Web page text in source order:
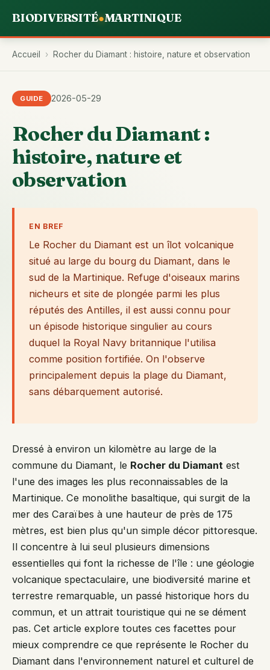
BIODIVERSITÉ●MARTINIQUE
Accueil › Rocher du Diamant : histoire, nature et observation
GUIDE 2026-05-29
Rocher du Diamant :
histoire, nature et
observation
EN BREF
Le Rocher du Diamant est un îlot volcanique
situé au large du bourg du Diamant, dans le
sud de la Martinique. Refuge d'oiseaux marins
nicheurs et site de plongée parmi les plus
réputés des Antilles, il est aussi connu pour
un épisode historique singulier au cours
duquel la Royal Navy britannique l'utilisa
comme position fortifiée. On l'observe
principalement depuis la plage du Diamant,
sans débarquement autorisé.
Dressé à environ un kilomètre au large de la
commune du Diamant, le Rocher du Diamant est
l'une des images les plus reconnaissables de la
Martinique. Ce monolithe basaltique, qui surgit de la
mer des Caraïbes à une hauteur de près de 175
mètres, est bien plus qu'un simple décor pittoresque.
Il concentre à lui seul plusieurs dimensions
essentielles qui font la richesse de l'île : une géologie
volcanique spectaculaire, une biodiversité marine et
terrestre remarquable, un passé historique hors du
commun, et un attrait touristique qui ne se dément
pas. Cet article explore toutes ces facettes pour
mieux comprendre ce que représente le Rocher du
Diamant dans l'environnement naturel et culturel de